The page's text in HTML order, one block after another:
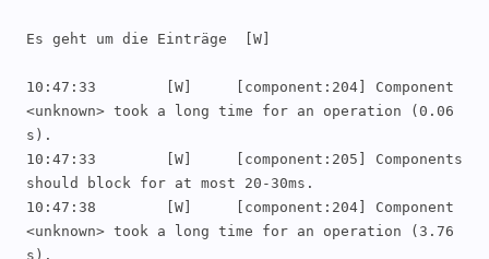
Es geht um die Einträge  [W]
10:47:33	[W]	[component:204]	Component
<unknown> took a long time for an operation (0.06
s).
10:47:33	[W]	[component:205]	Components
should block for at most 20-30ms.
10:47:38	[W]	[component:204]	Component
<unknown> took a long time for an operation (3.76
s).